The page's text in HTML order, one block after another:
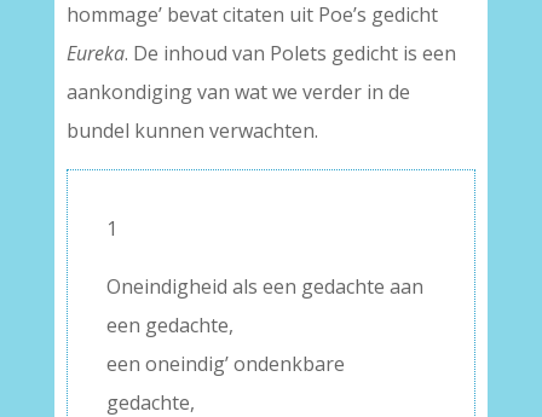
hommage’ bevat citaten uit Poe’s gedicht
Eureka. De inhoud van Polets gedicht is een
aankondiging van wat we verder in de
bundel kunnen verwachten.
1
Oneindigheid als een gedachte aan
een gedachte,
een oneindig’ ondenkbare
gedachte,